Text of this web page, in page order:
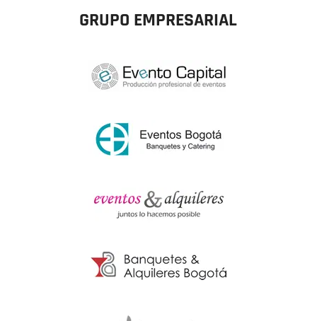
GRUPO EMPRESARIAL